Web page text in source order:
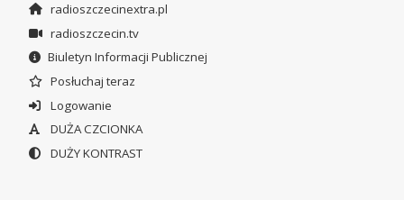
radioszczecinextra.pl
radioszczecin.tv
Biuletyn Informacji Publicznej
Posłuchaj teraz
Logowanie
DUŻA CZCIONKA
DUŻY KONTRAST